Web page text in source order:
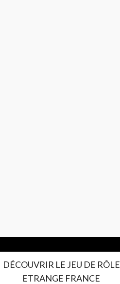
DÉCOUVRIR LE JEU DE RÔLE
ETRANGE FRANCE